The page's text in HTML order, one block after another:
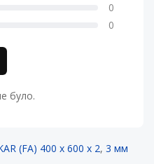
0
0
було.
(FA) 400 х 600 х 2, 3 мм